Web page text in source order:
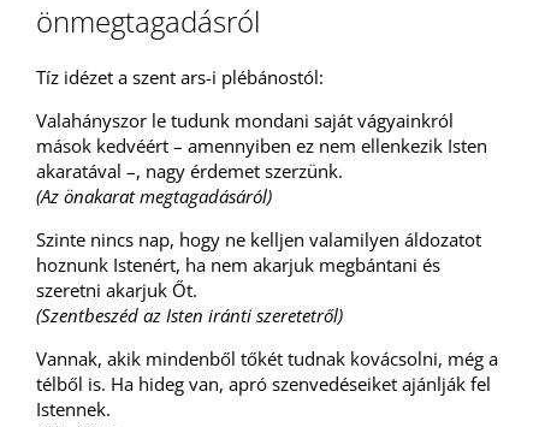
REGISZTRÁLOK
önmegtagadásról
Tíz idézet a szent ars-i plébánostól:
Valahányszor le tudunk mondani saját vágyainkról
mások kedvéért – amennyiben ez nem ellenkezik Isten
akaratával –, nagy érdemet szerzünk.
(Az önakarat megtagadásáról)
Szinte nincs nap, hogy ne kelljen valamilyen áldozatot
hoznunk Istenért, ha nem akarjuk megbántani és
szeretni akarjuk Őt.
(Szentbeszéd az Isten iránti szeretetről)
Vannak, akik mindenből tőkét tudnak kovácsolni, még a
télből is. Ha hideg van, apró szenvedéseiket ajánlják fel
Istennek.